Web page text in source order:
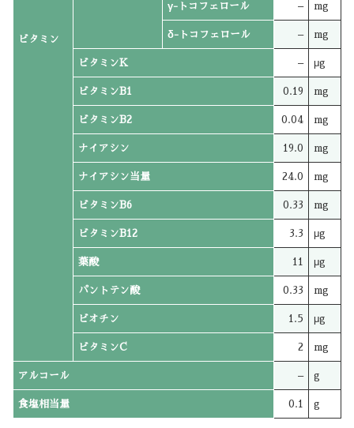
ビタミン
γ-トコフェロール – mg
δ-トコフェロール – mg
ビタミンK – μg
ビタミンB1 0.19 mg
ビタミンB2 0.04 mg
ナイアシン 19.0 mg
ナイアシン当量 24.0 mg
ビタミンB6 0.33 mg
ビタミンB12 3.3 μg
葉酸 11 μg
パントテン酸 0.33 mg
ビオチン 1.5 μg
ビタミンC 2 mg
アルコール – g
食塩相当量 0.1 g